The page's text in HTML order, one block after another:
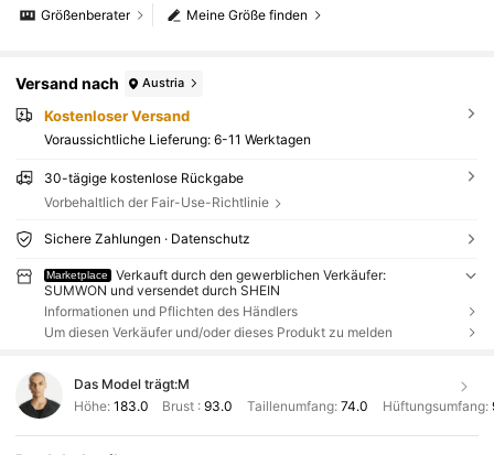
Meine Größe finden
Größenberater
Versand nach Austria
Kostenloser Versand
Voraussichtliche Lieferung: 6-11 Werktagen
30-tägige kostenlose Rückgabe
Vorbehaltlich der Fair-Use-Richtlinie
Sichere Zahlungen · Datenschutz
Marketplace
Verkauft durch den gewerblichen Verkäufer:
SUMWON und versendet durch SHEIN
Informationen und Pflichten des Händlers
Um diesen Verkäufer und/oder dieses Produkt zu melden
Das Model trägt:M
Höhe: 183.0 Brust :93.0 Taillenumfang: 74.0 Hüftungsumfang: